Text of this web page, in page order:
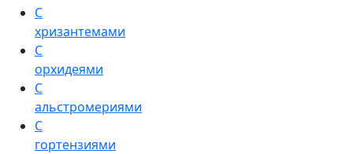
С
хризантемами
С
орхидеями
С
альстромериями
С
гортензиями